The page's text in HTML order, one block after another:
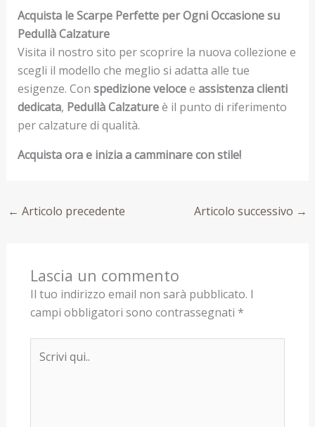
Acquista le Scarpe Perfette per Ogni Occasione su
Pedullà Calzature
Visita il nostro sito per scoprire la nuova collezione e
scegli il modello che meglio si adatta alle tue
esigenze. Con spedizione velocee assistenza clienti
dedicata, Pedullà Calzatureè il punto di riferimento
per calzature di qualità.
Acquista ora e inizia a camminare con stile!
← Articolo precedente Articolo successivo →
Lascia un commento
Il tuo indirizzo email non sarà pubblicato. I
campi obbligatori sono contrassegnati *
qui..